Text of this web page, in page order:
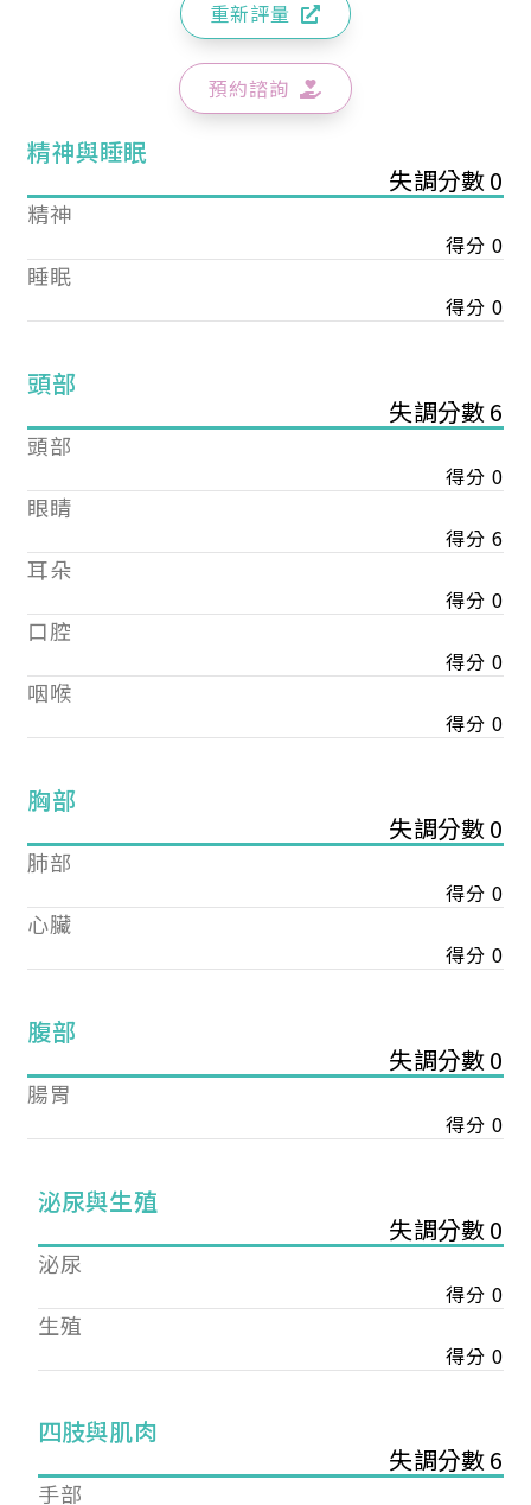
重新評量
預約諮詢
精神與睡眠
失調分數 0
精神
得分 0
睡眠
得分 0
頭部
失調分數 6
頭部
得分 0
眼睛
得分 6
耳朵
得分 0
口腔
得分 0
咽喉
得分 0
胸部
失調分數 0
肺部
得分 0
心臟
得分 0
腹部
失調分數 0
腸胃
得分 0
泌尿與生殖
失調分數 0
泌尿
得分 0
生殖
得分 0
四肢與肌肉
失調分數 6
手部
您已成功送出會員申請
您好，您的會員申請，已成功送出，經本協會理事